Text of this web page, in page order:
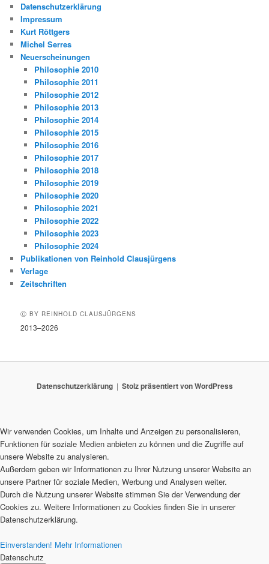
Datenschutzerklärung
Impressum
Kurt Röttgers
Michel Serres
Neuerscheinungen
Philosophie 2010
Philosophie 2011
Philosophie 2012
Philosophie 2013
Philosophie 2014
Philosophie 2015
Philosophie 2016
Philosophie 2017
Philosophie 2018
Philosophie 2019
Philosophie 2020
Philosophie 2021
Philosophie 2022
Philosophie 2023
Philosophie 2024
Publikationen von Reinhold Clausjürgens
Verlage
Zeitschriften
Ⓒ BY REINHOLD CLAUSJÜRGENS
2013–2026
Datenschutzerklärung Stolz präsentiert von WordPress
Wir verwenden Cookies, um Inhalte und Anzeigen zu personalisieren,
Funktionen für soziale Medien anbieten zu können und die Zugriffe auf
unsere Website zu analysieren.
Außerdem geben wir Informationen zu Ihrer Nutzung unserer Website an
unsere Partner für soziale Medien, Werbung und Analysen weiter.
Durch die Nutzung unserer Website stimmen Sie der Verwendung der
Cookies zu. Weitere Informationen zu Cookies finden Sie in unserer
Datenschutzerklärung.
Einverstanden! Mehr Informationen
Datenschutz